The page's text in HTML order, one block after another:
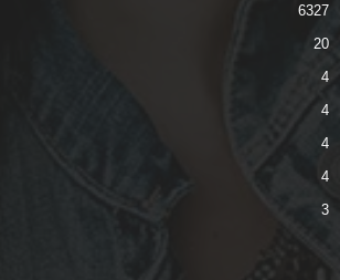
6327
20
4
4
4
4
3